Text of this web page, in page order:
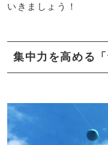
いきましょう！
集中力を高める「